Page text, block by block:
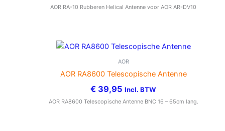
AOR RA-10 Rubberen Helical Antenne voor AOR AR-DV10
AOR
AOR RA8600 Telescopische Antenne
€ 39,95 Incl. BTW
AOR RA8600 Telescopische Antenne BNC 16 – 65cm lang.